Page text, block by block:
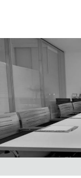
mieten
Hannover
Seminarraum
mieten
Neuss
mieten
21 Regus
Düsseldorf
Torgauer
Mainzer
Landstraße
69
Frankfurt